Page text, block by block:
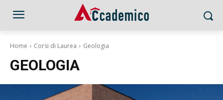
Home Corsi di Laurea Geologia
GEOLOGIA